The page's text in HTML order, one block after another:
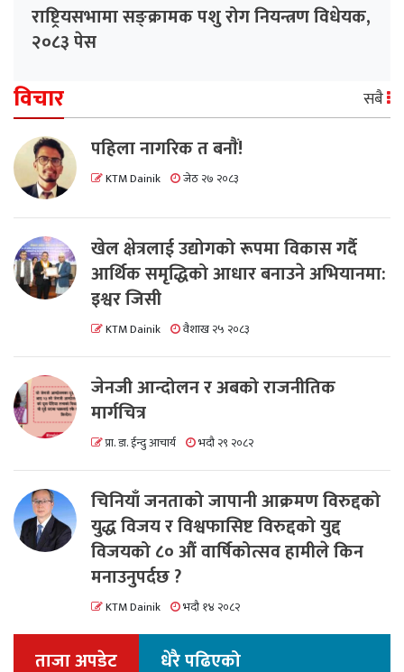
राष्ट्रियसभामा सङ्क्रामक पशु रोग नियन्त्रण विधेयक,
२०८३ पेस
विचार सबै
पहिला नागरिक त बनाैं!
KTM Dainik जेठ २७ २०८३
खेल क्षेत्रलाई उद्योगको रूपमा विकास गर्दै
आर्थिक समृद्धिको आधार बनाउने अभियानमा:
इश्वर जिसी
KTM Dainik वैशाख २५ २०८३
जेनजी आन्दोलन र अबको राजनीतिक
मार्गचित्र
प्रा. डा. ईन्दु आचार्य भदौ २९ २०८२
चिनियाँ जनताको जापानी आक्रमण विरुद्दको
युद्ध विजय र विश्वफासिष्ट विरुद्दको युद्द
विजयको ८० औं वार्षिकोत्सव हामीले किन
मनाउनुपर्दछ ?
KTM Dainik भदौ १४ २०८२
ताजा अपडेट धेरै पढिएको